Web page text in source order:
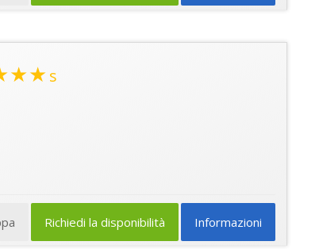
s
Informazioni
Richiedi la disponibilità